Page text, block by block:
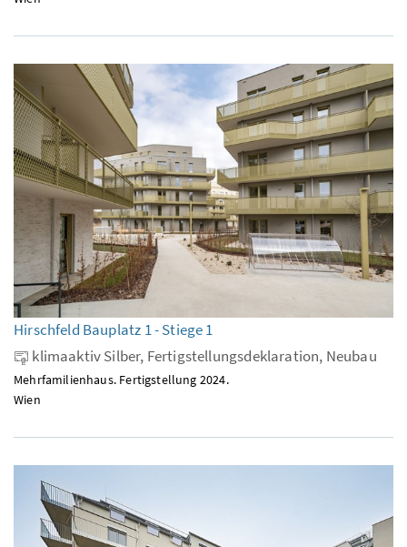
Hirschfeld Bauplatz 1 - Stiege 1
klimaaktiv Silber, Fertigstellungsdeklaration, Neubau
Mehrfamilienhaus. Fertigstellung 2024.
Wien